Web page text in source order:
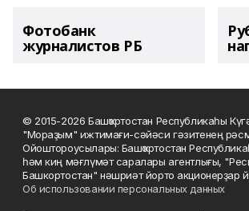
Фотобанк
журналистов РБ
© 2015-2026 Башҡортостан Республикаһы
"Мораҙым" ижтимағи-сәйәси гәзитенең
Ойоштороусылары: Башҡортостан
һәм киң мәғлүмәт саралары агентлығы,
Башкортостан" нәшриәт йорто акционерҙар
Об использовании персональных данных